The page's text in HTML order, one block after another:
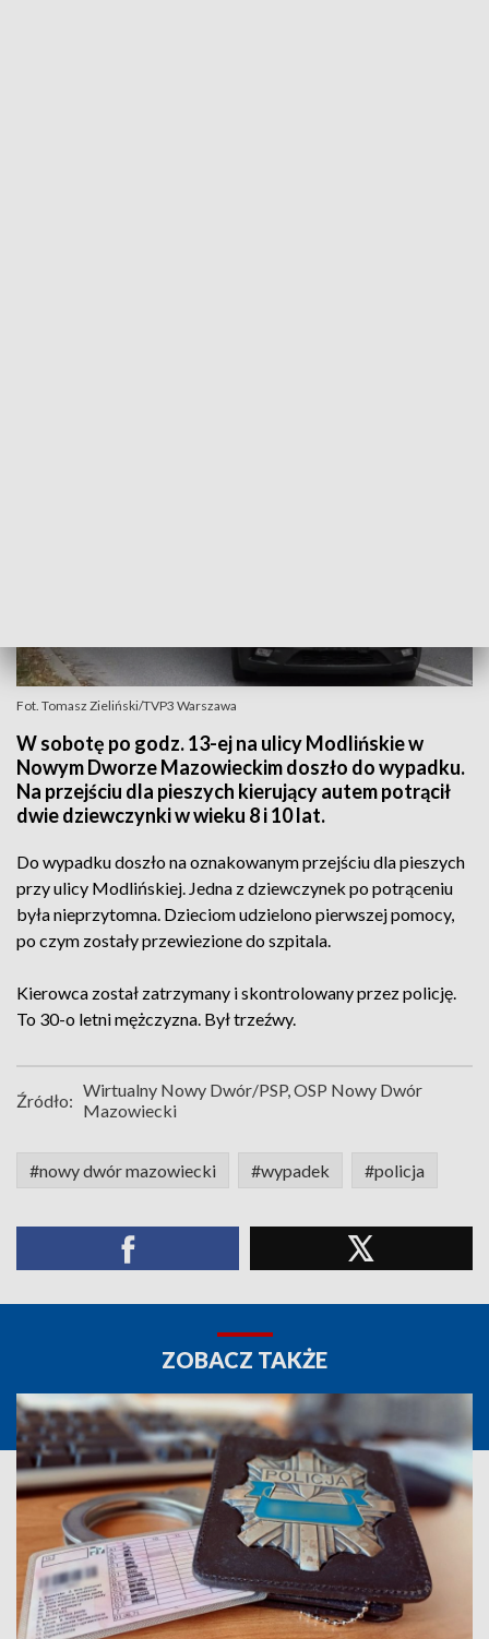
Fot. Tomasz Zieliński/TVP3 Warszawa
W sobotę po godz. 13-ej na ulicy Modlińskie w
Nowym Dworze Mazowieckim doszło do wypadku.
Na przejściu dla pieszych kierujący autem potrącił
dwie dziewczynki w wieku 8 i 10 lat.
Do wypadku doszło na oznakowanym przejściu dla pieszych
przy ulicy Modlińskiej. Jedna z dziewczynek po potrąceniu
była nieprzytomna. Dzieciom udzielono pierwszej pomocy,
po czym zostały przewiezione do szpitala.
Kierowca został zatrzymany i skontrolowany przez policję.
To 30-o letni mężczyzna. Był trzeźwy.
Źródło: Wirtualny Nowy Dwór/PSP, OSP Nowy Dwór
Mazowiecki
#nowy dwór mazowiecki #wypadek #policja
ZOBACZ TAKŻE